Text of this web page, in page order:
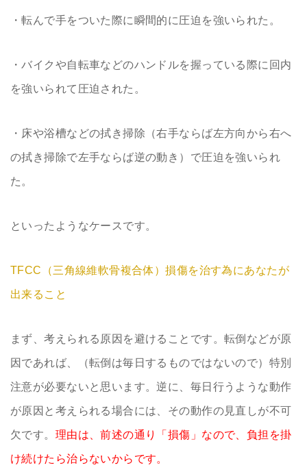
・転んで手をついた際に瞬間的に圧迫を強いられた。
・バイクや自転車などのハンドルを握っている際に回内
を強いられて圧迫された。
・床や浴槽などの拭き掃除（右手ならば左方向から右へ
の拭き掃除で左手ならば逆の動き）で圧迫を強いられ
た。
といったようなケースです。
TFCC（三角線維軟骨複合体）損傷を治す為にあなたが
出来ること
まず、考えられる原因を避けることです。転倒などが原
因であれば、（転倒は毎日するものではないので）特別
注意が必要ないと思います。逆に、毎日行うような動作
が原因と考えられる場合には、その動作の見直しが不可
欠です。 理由は、前述の通り「損傷」なので、負担を掛
け続けたら治らないからです。